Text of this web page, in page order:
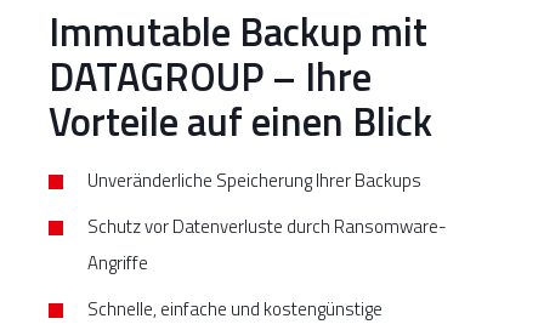
Immutable Backup mit
DATAGROUP – Ihre
Vorteile auf einen Blick
Unveränderliche Speicherung Ihrer Backups
Schutz vor Datenverluste durch Ransomware-
Angriffe
Schnelle, einfache und kostengünstige